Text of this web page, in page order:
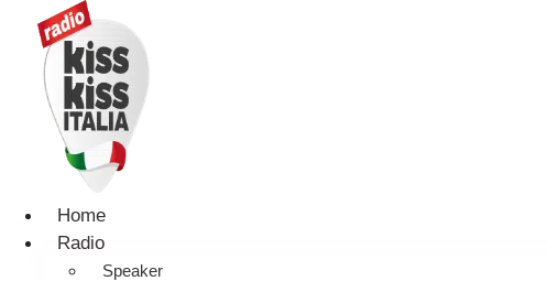
Home
Radio
Speaker